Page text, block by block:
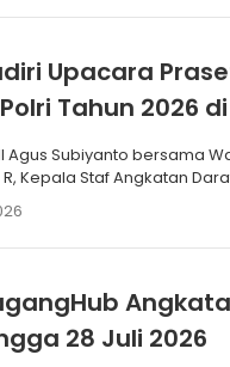
Upacara
Tahun 2026
Agus Subiyanto bersama
Kepala Staf Angkatan
28 Juli 2026